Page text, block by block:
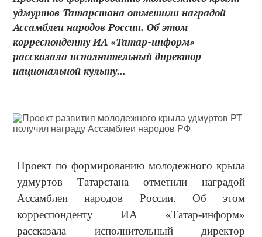
удмуртов Татарстана отметили наградой
Ассамблеи народов России. Об этом
корреспонденту ИА «Татар-информ»
рассказала исполнительный директор
национальной культу...
Проект по формированию молодежного крыла
удмуртов Татарстана отметили наградой
Ассамблеи народов России. Об этом
корреспонденту ИА «Татар-информ»
рассказала исполнительный директор